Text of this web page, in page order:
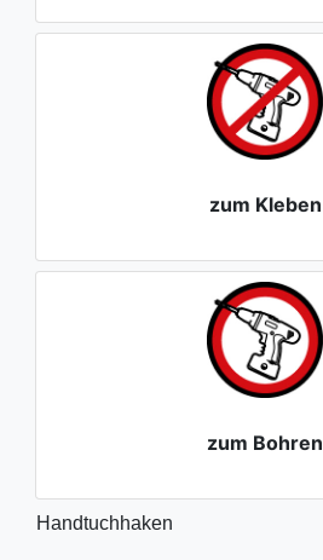
zum Kleben
zum Bohren
Handtuchhaken